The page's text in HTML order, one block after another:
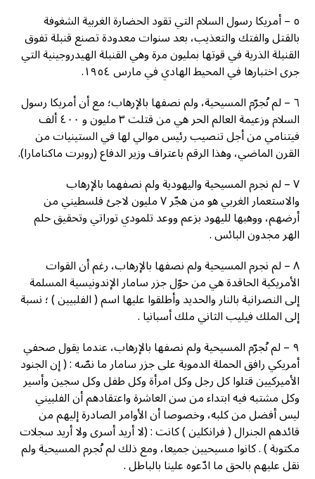
٥ – ﺃﻣﺮﻳﻜﺎ ﺭﺳﻮﻝ ﺍﻟﺴﻼﻡ ﺍﻟﺘﻲ ﺗﻘﻮﺩ ﺍﻟﺤﻀﺎﺭﺓ ﺍﻟﻐﺮﺑﻴﺔ ﺍﻟﺸﻐﻮﻓﺔ
ﺑﺎﻟﻘﺘﻞ ﻭﺍﻟﻔﺘﻚ ﻭﺍﻟﺘﻌﺬﻳﺐ، ﺑﻌﺪ ﺳﻨﻮﺍﺕ ﻣﻌﺪﻭﺩﺓ ﺗﺼﻨﻊ ﻗﻨﺒﻠﺔ ﺗﻔﻮﻕ
ﺍﻟﻘﻨﺒﻠﺔ ﺍﻟﺬﺭﻳﺔ ﻓﻲ ﻗﻮﺗﻬﺎ ﺑﻤﻠﻴﻮﻥ ﻣﺮﺓ ﻭﻫﻲ ﺍﻟﻘﻨﺒﻠﺔ ﺍﻟﻬﻴﺪﺭﻭﺟﻴﻨﻴﺔ ﺍﻟﺘﻲ
ﺟﺮﻯ ﺍﺧﺘﺒﺎﺭﻫﺎ ﻓﻲ ﺍﻟﻤﺤﻴﻂ ﺍﻟﻬﺎﺩﻱ ﻓﻲ ﻣﺎﺭﺱ ١٩٥٤.
٦ – ﻟﻢ ﻧُﺠﺮّﻡ ﺍﻟﻤﺴﻴﺤﻴﺔ، ﻭﻟﻢ ﻧﺼﻔﻬﺎ ﺑﺎﻹﺭﻫﺎﺏ؛ ﻣﻊ ﺃﻥ ﺃﻣﺮﻳﻜﺎ ﺭﺳﻮﻝ
ﺍﻟﺴﻼﻡ ﻭﺯﻋﻴﻤﺔ ﺍﻟﻌﺎﻟﻢ ﺍﻟﺤﺮ ﻫﻲ ﻣﻦ ﻗﺘﻠﺖ ٣ ﻣﻠﻴﻮﻥ ﻭ ٤٠٠ ﺃﻟﻒ
ﻓﻴﺘﻨﺎﻣﻲ ﻣﻦ ﺃﺟﻞ ﺗﻨﺼﻴﺐ ﺭﺋﻴﺲ ﻣﻮﺍﻟﻲ ﻟﻬﺎ ﻓﻲ ﺍﻟﺴﺘﻴﻨﻴﺎﺕ ﻣﻦ
ﺍﻟﻘﺮﻥ ﺍﻟﻤﺎﺿﻲ، ﻭﻫﺬﺍ ﺍﻟﺮﻗﻢ ﺑﺎﻋﺘﺮﺍﻑ ﻭﺯﻳﺮ ﺍﻟﺪﻓﺎﻉ (ﺭﻭﺑﺮﺕ ﻣﺎﻛﻨﺎﻣﺎﺭﺍ).
٧ – ﻟﻢ ﻧﺠﺮﻡ ﺍﻟﻤﺴﻴﺤﻴﺔ ﻭﺍﻟﻴﻬﻮﺩﻳﺔ ﻭﻟﻢ ﻧﺼﻔﻬﻤﺎ ﺑﺎﻹﺭﻫﺎﺏ
ﻭﺍﻻﺳﺘﻌﻤﺎﺭ ﺍﻟﻐﺮﺑﻲ ﻫﻮ ﻣﻦ ﻫﺠّﺮ ٧ ﻣﻠﻴﻮﻥ ﻻﺟﺊ ﻓﻠﺴﻄﻴﻨﻲ ﻣﻦ
ﺃﺭﺿﻬﻢ، ﻭﻭﻫﺒﻬﺎ ﻟﻠﻴﻬﻮﺩ ﺑﺰﻋﻢ ﻭﻭﻋﺪ ﺗﻠﻤﻮﺩﻱ ﺗﻮﺭﺍﺗﻲ ﻭﺗﺤﻘﻴﻖ ﺣﻠﻢ
ﺍﻟﻬﺮ ﻣﺠﺪﻭﻥ ﺍﻟﺒﺎﺋﺲ .
٨ – ﻟﻢ ﻧﺠﺮﻡ ﺍﻟﻤﺴﻴﺤﻴﺔ ﻭﻟﻢ ﻧﺼﻔﻬﺎ ﺑﺎﻹﺭﻫﺎﺏ، ﺭﻏﻢ ﺃﻥ ﺍﻟﻘﻮﺍﺕ
ﺍﻷﻣﺮﻳﻜﻴﺔ ﺍﻟﺤﺎﻗﺪﺓ ﻫﻲ ﻣﻦ ﺣﻮّﻝ ﺟﺰﺭ ﺳﺎﻣﺎﺭ ﺍﻹﻧﺪﻭﻧﻴﺴﻴﺔ ﺍﻟﻤﺴﻠﻤﺔ
ﺇﻟﻰ ﺍﻟﻨﺼﺮﺍﻧﻴﺔ ﺑﺎﻟﻨﺎﺭ ﻭﺍﻟﺤﺪﻳﺪ ﻭﺃﻃﻠﻘﻮﺍ ﻋﻠﻴﻬﺎ ﺍﺳﻢ ( ﺍﻟﻔﻠﺒﻴﻴﻦ ) ؛ ﻧﺴﺒﺔ
ﺇﻟﻰ ﺍﻟﻤﻠﻚ ﻓﻴﻠﻴﺐ ﺍﻟﺜﺎﻧﻲ ﻣﻠﻚ ﺃﺳﺒﺎﻧﻴﺎ .
٩ – ﻟﻢ ﻧُﺠﺮّﻡ ﺍﻟﻤﺴﻴﺤﻴﺔ ﻭﻟﻢ ﻧﺼﻔﻬﺎ ﺑﺎﻹﺭﻫﺎﺏ، ﻋﻨﺪﻣﺎ ﻳﻘﻮﻝ ﺻﺤﻔﻲ
ﺃﻣﺮﻳﻜﻲ ﺭﺍﻓﻖ ﺍﻟﺤﻤﻠﺔ ﺍﻟﺪﻣﻮﻳﺔ ﻋﻠﻰ ﺟﺰﺭ ﺳﺎﻣﺎﺭ ﻣﺎ ﻧﺼّﻪ : ( ﺇﻥ ﺍﻟﺠﻨﻮﺩ
ﺍﻷﻣﻴﺮﻛﻴﻴﻦ ﻗﺘﻠﻮﺍ ﻛﻞ ﺭﺟﻞ ﻭﻛﻞ ﺍﻣﺮﺃﺓ ﻭﻛﻞ ﻃﻔﻞ ﻭﻛﻞ ﺳﺠﻴﻦ ﻭﺃﺳﻴﺮ
ﻭﻛﻞ ﻣﺸﺘﺒﻪ ﻓﻴﻪ ﺍﺑﺘﺪﺍﺀ ﻣﻦ ﺳﻦ ﺍﻟﻌﺎﺷﺮﺓ ﻭﺍﻋﺘﻘﺎﺩﻫﻢ ﺃﻥ ﺍﻟﻔﻠﺒﻴﻨﻲ
ﻟﻴﺲ ﺃﻓﻀﻞ ﻣﻦ ﻛﻠﺒﻪ، ﻭﺧﺼﻮﺻﺎ ﺃﻥ ﺍﻷﻭﺍﻣﺮ ﺍﻟﺼﺎﺩﺭﺓ ﺇﻟﻴﻬﻢ ﻣﻦ
ﻗﺎﺋﺪﻫﻢ ﺍﻟﺠﻨﺮﺍﻝ ( ﻓﺮﺍﻧﻜﻠﻴﻦ ) ﻛﺎﻧﺖ : (ﻻ ﺃﺭﻳﺪ ﺃﺳﺮﻯ ﻭﻻ ﺃﺭﻳﺪ ﺳﺠﻼﺕ
ﻣﻜﺘﻮﺑﺔ ) . ﻛﺎﻧﻮﺍ ﻣﺴﻴﺤﻴﻴﻦ ﺟﻤﻴﻌﺎ، ﻭﻣﻊ ﺫﻟﻚ ﻟﻢ ﻧُﺠﺮﻡ ﺍﻟﻤﺴﻴﺤﻴﺔ ﻭﻟﻢ
ﻧﻘﻞ ﻋﻠﻴﻬﻢ ﺑﺎﻟﺤﻖ ﻣﺎ ﺍﺩّﻋﻮﻩ ﻋﻠﻴﻨﺎ ﺑﺎﻟﺒﺎﻃﻞ .